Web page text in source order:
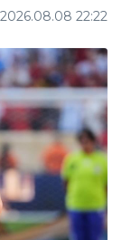
2026.08.08 22:22